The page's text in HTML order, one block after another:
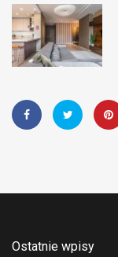
Ostatnie wpisy